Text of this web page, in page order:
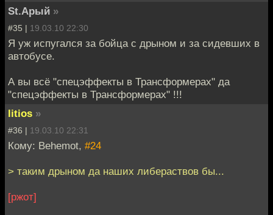
St.Арый »
#35 | 19.03.10 22:30
Я уж испугался за бойца с дрыном и за сидевших в
автобусе.
А вы всё "спецэффекты в Трансформерах" да
"спецэффекты в Трансформерах" !!!
litios »
#36 | 19.03.10 22:31
Кому: Behemot, #24
> таким дрыном да наших либераствов бы...
[ржот]